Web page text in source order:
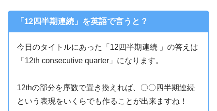
「12四半期連続」を英語で言うと？
今日のタイトルにあった「12四半期連続 」の答えは
「12th consecutive quarter」になります。
12thの部分を序数で置き換えれば、〇〇四半期連続
という表現をいくらでも作ることが出来ますね！